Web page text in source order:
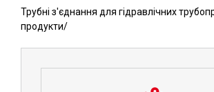
Трубні з'єднання для гідравлічних
продукти/